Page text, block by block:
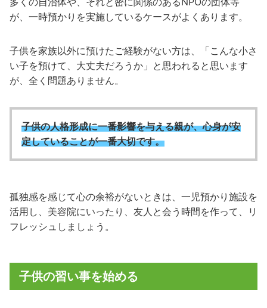
が、一時預かりを実施しているケースがよくあります。
子供を家族以外に預けたご経験がない方は、「こんな小さ
い子を預けて、大丈夫だろうか」と思われると思います
が、全く問題ありません。
子供の人格形成に一番影響を与える親が、心身が安
定していることが一番大切です。
孤独感を感じて心の余裕がないときは、一児預かり施設を
活用し、美容院にいったり、友人と会う時間を作って、リ
フレッシュしましょう。
子供の習い事を始める